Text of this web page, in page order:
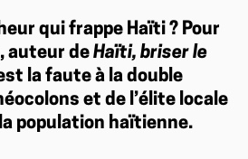
qui frappe Haïti ? Pour
auteur de Haïti, briser le
la faute à la double
et de l’élite locale
population haïtienne.